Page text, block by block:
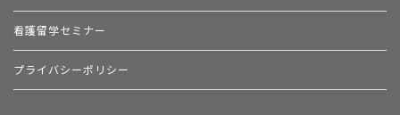
看護留学セミナー
プライバシーポリシー